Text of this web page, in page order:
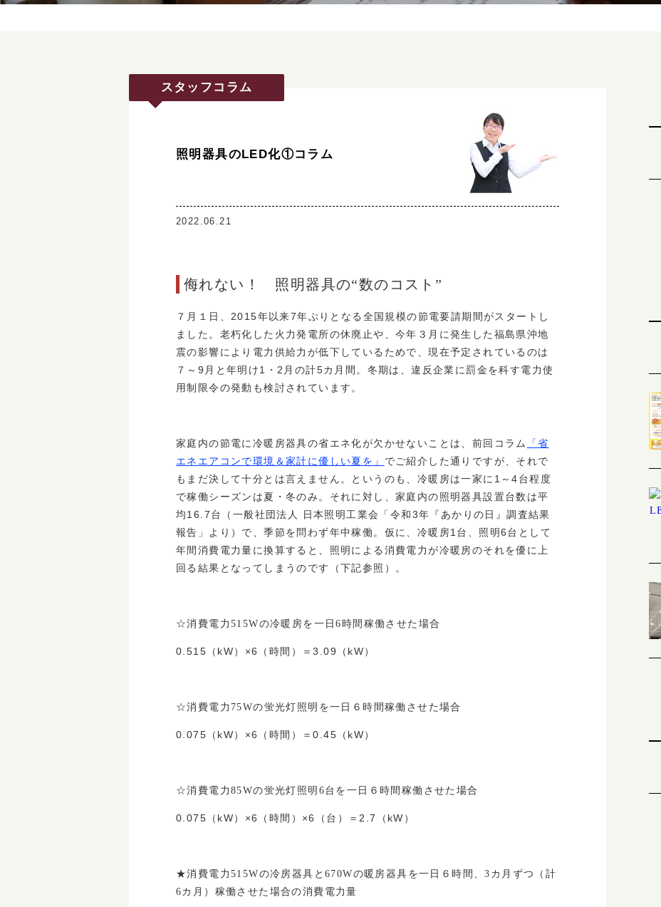
スタッフコラム
照明器具のLED化①コラム
2022.06.21
侮れない！ 照明器具の“数のコスト”
７月１日、2015年以来7年ぶりとなる全国規模の節電要請期間がスタートし
ました。老朽化した火力発電所の休廃止や、今年３月に発生した福島県沖地
震の影響により電力供給力が低下しているためで、現在予定されているのは
７～9月と年明け1・2月の計5カ月間。冬期は、違反企業に罰金を科す電力使
用制限令の発動も検討されています。
家庭内の節電に冷暖房器具の省エネ化が欠かせないことは、前回コラム
「省
エネエアコンで環境＆家計に優しい夏を」 でご紹介した通りですが、それで
もまだ決して十分とは言えません。というのも、冷暖房は一家に1～4台程度
で稼働シーズンは夏・冬のみ。それに対し、家庭内の照明器具設置台数は平
均16.7台（一般社団法人 日本照明工業会「令和3年『あかりの日』調査結果
報告」より）で、季節を問わず年中稼働。仮に、冷暖房1台、照明6台として
年間消費電力量に換算すると、照明による消費電力が冷暖房のそれを優に上
回る結果となってしまうのです（下記参照）。
☆消費電力515Wの冷暖房を一日6時間稼働させた場合
0.515（kW）×6（時間）＝3.09（kW）
☆消費電力75Wの蛍光灯照明を一日６時間稼働させた場合
0.075（kW）×6（時間）＝0.45（kW）
☆消費電力85Wの蛍光灯照明6台を一日６時間稼働させた場合
0.075（kW）×6（時間）×6（台）＝2.7（kW）
★消費電力515Wの冷房器具と670Wの暖房器具を一日６時間、3カ月ずつ（計
6カ月）稼働させた場合の消費電力量